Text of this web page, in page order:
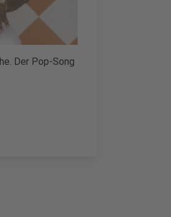
Der Pop-Song